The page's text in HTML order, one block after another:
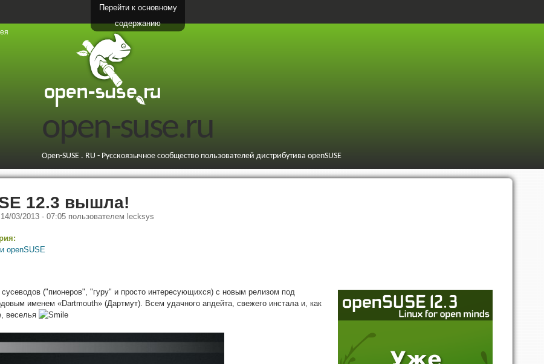
Перейти к основному
содержанию
open-suse.ru
Open-SUSE . RU - Русскоязычное сообщество пользователей дистрибутива openSUSE
12.3 вышла!
03/2013 - 07:05 пользователем lecksys
openSUSE
("пионеров", "гуру" и просто интересующихся) с новым релизом под
именем «Dartmouth» (Дартмут). Всем удачного апдейта, свежего инстала и, как
веселья